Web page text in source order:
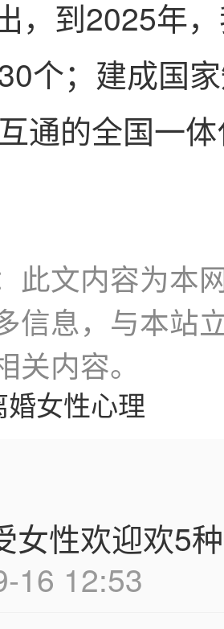
，到2025年
个；建成国
通的全国一
此文内容为本
信息，与本站
关内容。
婚女性心理
女性欢迎欢5
16 12:53